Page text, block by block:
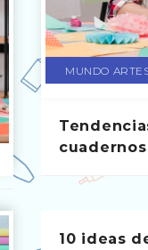
MUNDO
cuadernos
10 ideas